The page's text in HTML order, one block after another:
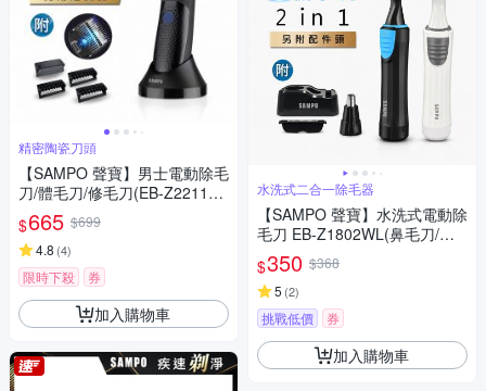
精密陶瓷刀頭
【SAMPO 聲寶】男士電動除毛
刀/體毛刀/修毛刀(EB-Z2211W
L)
$665 $699
4.8 (4)
限時下殺 券
加入購物車
水洗式二合一除毛器
【SAMPO 聲寶】水洗式電動除
毛刀 EB-Z1802WL(鼻毛刀/體
毛/腋毛/私密毛)
$350 $368
5 (2)
挑戰低價 券
加入購物車